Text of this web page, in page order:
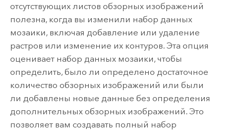
отсутствующих листов обзорных изображений
полезна, когда вы изменили набор данных
мозаики, включая добавление или удаление
растров или изменение их контуров. Эта опция
оценивает набор данных мозаики, чтобы
определить, было ли определено достаточное
количество обзорных изображений или были
ли добавлены новые данные без определения
дополнительных обзорных изображений. Это
позволяет вам создавать полный набор